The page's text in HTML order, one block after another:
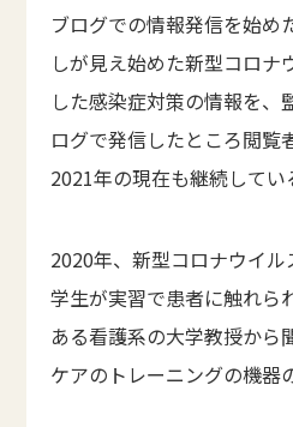
ブログでの情報発信を始め
しが見え始めた新型コロナ
した感染症対策の情報を、
ログで発信したところ閲覧
2021年の現在も継続してい
2020年、新型コロナウイ
学生が実習で患者に触れら
ある看護系の大学教授から
ケアのトレーニングの機器